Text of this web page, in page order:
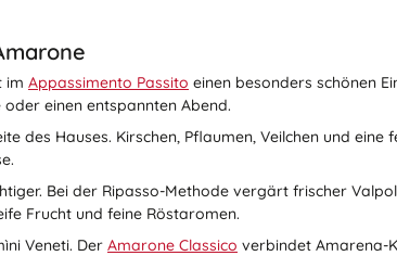
im Appassimento Passito einen besonders schönen
einen entspannten Abend.
des Hauses. Kirschen, Pflaumen, Veilchen und
Bei der Ripasso-Methode vergärt frischer
Frucht und feine Röstaromen.
Veneti. Der Amarone Classico verbindet Amarena-